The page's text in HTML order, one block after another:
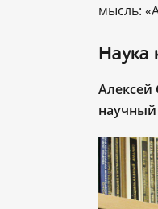
мысль:
Наука
Алексей
научный